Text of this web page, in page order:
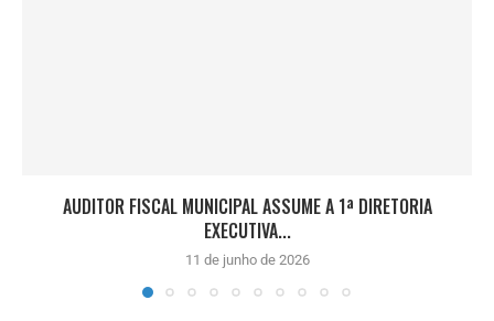
AUDITOR FISCAL MUNICIPAL ASSUME A 1ª DIRETORIA
EXECUTIVA...
11 de junho de 2026